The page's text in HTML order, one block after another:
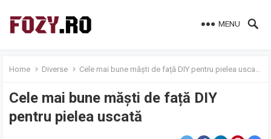
MENU
Home Diverse Cele mai bune măști de față DIY pentru pielea uscată
Cele mai bune măști de față DIY
pentru pielea uscată